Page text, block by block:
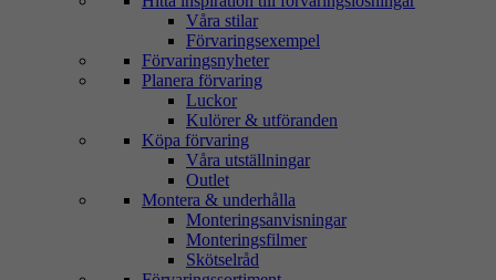
Våra stilar
Förvaringsexempel
Förvaringsnyheter
Planera förvaring
Luckor
Kulörer & utföranden
Köpa förvaring
Våra utställningar
Outlet
Montera & underhålla
Monteringsanvisningar
Monteringsfilmer
Skötselråd